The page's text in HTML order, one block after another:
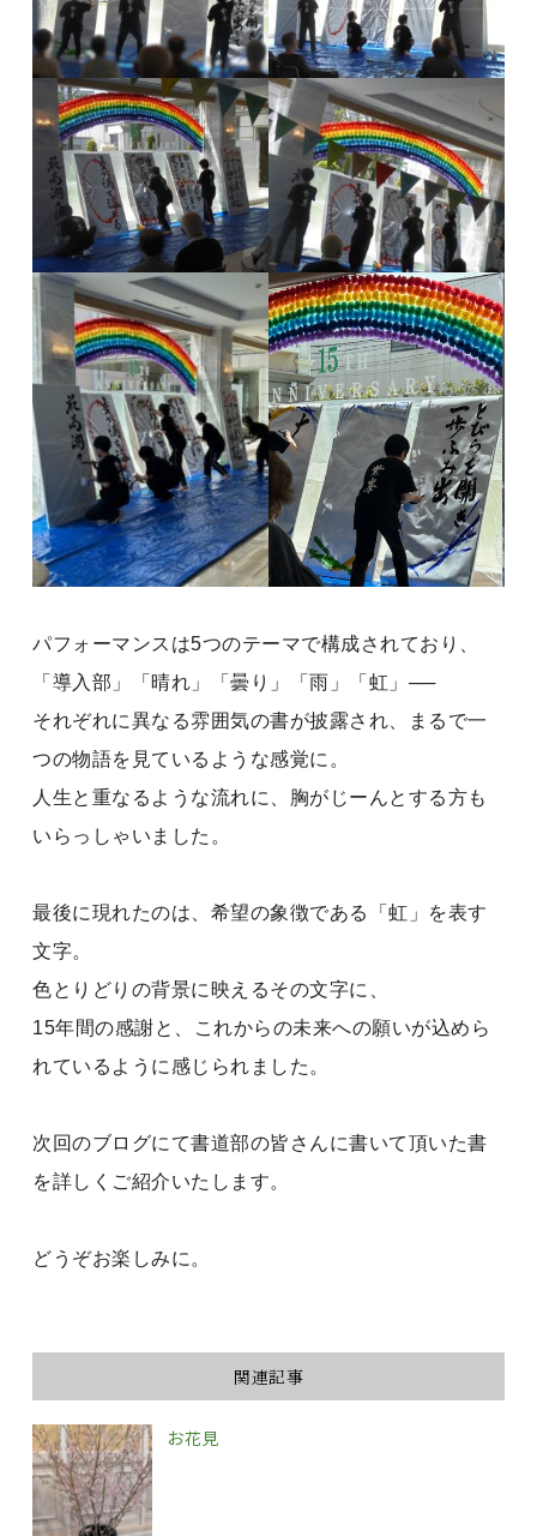
パフォーマンスは5つのテーマで構成されており、
「導入部」「晴れ」「曇り」「雨」「虹」──
それぞれに異なる雰囲気の書が披露され、まるで一
つの物語を見ているような感覚に。
人生と重なるような流れに、胸がじーんとする方も
いらっしゃいました。
最後に現れたのは、希望の象徴である「虹」を表す
文字。
色とりどりの背景に映えるその文字に、
15年間の感謝と、これからの未来への願いが込めら
れているように感じられました。
次回のブログにて書道部の皆さんに書いて頂いた書
を詳しくご紹介いたします。
どうぞお楽しみに。
関連記事
お花見